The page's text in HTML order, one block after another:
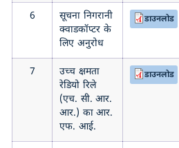
6
सूचना निगरानी
क्वाडकॉप्टर के
लिए अनुरोध
डाउनलोड
7
उच्च क्षमता
रेडियो रिले
(एच. सी. आर.
आर.) का आर.
एफ. आई.
डाउनलोड